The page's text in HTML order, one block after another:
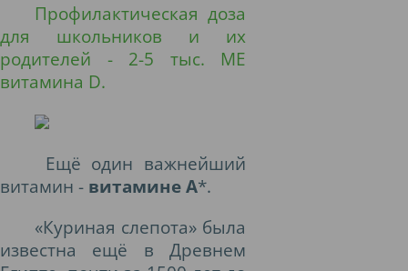
Профилактическая доза
для школьников и их
родителей - 2-5 тыс. МЕ
витамина D.
Ещё один важнейший
витамин - витамине А*.
«Куриная слепота» была
известна ещё в Древнем